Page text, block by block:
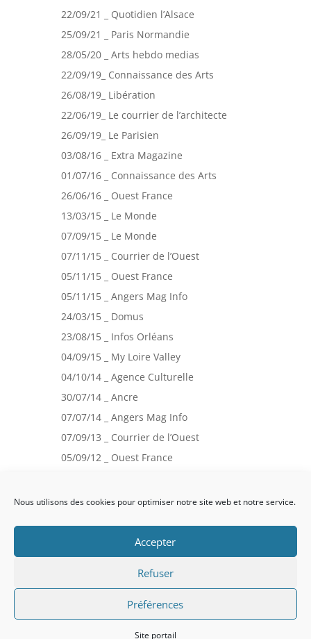
Nous utilisons des cookies pour optimiser notre site web et notre service.
Accepter
Refuser
Préférences
Site portail
22/09/21 _ Quotidien l’Alsace
25/09/21 _ Paris Normandie
28/05/20 _ Arts hebdo medias
22/09/19_ Connaissance des Arts
26/08/19_ Libération
22/06/19_ Le courrier de l’architecte
26/09/19_ Le Parisien
03/08/16 _ Extra Magazine
01/07/16 _ Connaissance des Arts
26/06/16 _ Ouest France
13/03/15 _ Le Monde
07/09/15 _ Le Monde
07/11/15 _ Courrier de l’Ouest
05/11/15 _ Ouest France
05/11/15 _ Angers Mag Info
24/03/15 _ Domus
23/08/15 _ Infos Orléans
04/09/15 _ My Loire Valley
04/10/14 _ Agence Culturelle
30/07/14 _ Ancre
07/07/14 _ Angers Mag Info
07/09/13 _ Courrier de l’Ouest
05/09/12 _ Ouest France
Politique de confidentialité
Mentions légales
Conditions Générales de vente
Design deElegant Themes| Propulsé
parWordPress